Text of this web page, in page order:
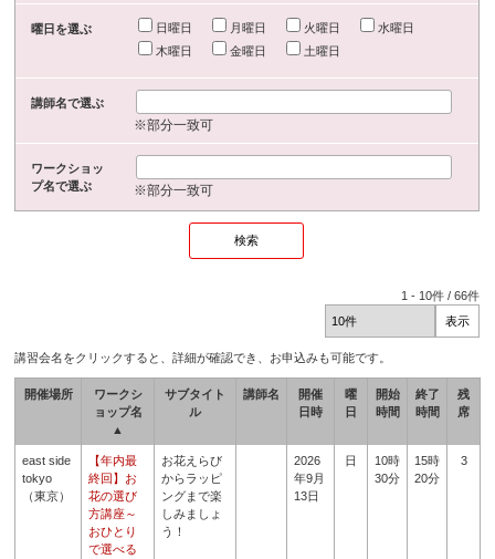
曜日を選ぶ 日曜日 月曜日 火曜日
水曜日
木曜日
金曜日 土曜日
講師名で選ぶ
※部分一致可
ワークショッ
プ名で選ぶ
※部分一致可
1 - 10件 /66件
講習会名をクリックすると、詳細が確認でき、お申込みも可能です。
開催場所
ワークシ
ョップ名
▲
サブタイト
ル
講師名
開催
日時
曜
日
開始
時間
終了
時間
残
席
east side
tokyo
（東京）
【年内最
終回】お
花の選び
方講座～
おひとり
で選べる
お花えらび
からラッピ
ングまで楽
しみましょ
う！
2026
年9月
13日
日
10時
30分
15時
20分
3